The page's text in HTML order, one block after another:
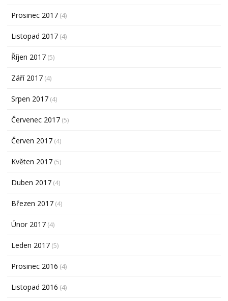
Prosinec 2017 (4)
Listopad 2017 (4)
Říjen 2017 (5)
Září 2017 (4)
Srpen 2017 (4)
Červenec 2017 (5)
Červen 2017 (4)
Květen 2017 (5)
Duben 2017 (4)
Březen 2017 (4)
Únor 2017 (4)
Leden 2017 (5)
Prosinec 2016 (4)
Listopad 2016 (4)